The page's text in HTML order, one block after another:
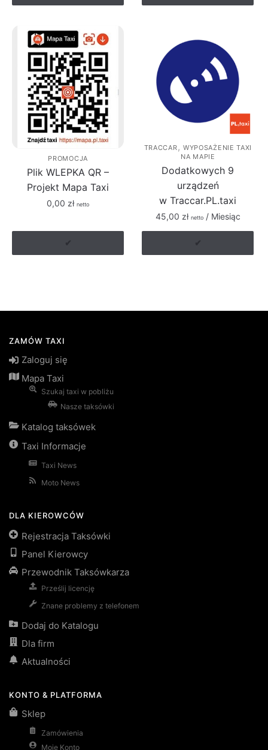
PROMOCJA
Plik WLEPKA QR –
Projekt Mapa Taxi
0,00 zł netto
✔
TRACCAR, WYPOSAŻENIE TAXI
NA MAPIE
Dodatkowych 9
urządzeń
w Traccar.PL.taxi
45,00 zł netto/ Miesiąc
✔
ZAMÓW TAXI
Zaloguj się
Mapa Taxi
Szukaj taxi w pobliżu
Nasze taksówki
Katalog taksówek
Taxi Informacje
Taxi News
Moto News
DLA KIEROWCÓW
Rejestracja Taksówki
Panel Kierowcy
Przewodnik Taksówkarza
Prześlij licencję
Znane problemy z telefonem
Dodaj do Katalogu
Dla firm
Aktualności
KONTO & PLATFORMA
Sklep
Zamówienia
Moje Konto